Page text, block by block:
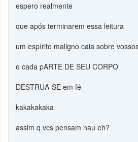
espero realmente
que após terminarem essa leitura
um espírito maligno caia sobre
e cada pARTE DE SEU CORPO
DESTRUA-SE em fé
kakakakaka
assim q vcs pensam nau eh?